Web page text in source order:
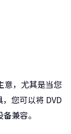
意，尤其是当您
您可以将 DVD
兼容。